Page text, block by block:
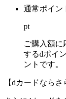
通常ポイン
pt
ご購入額に
するdポイ
ントです。
【dカードならさ